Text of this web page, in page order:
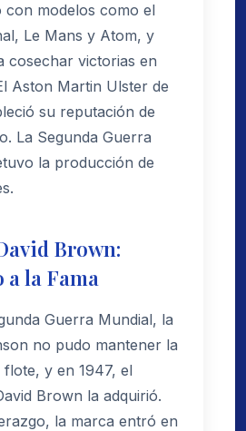
con modelos como el
Le Mans y Atom, y
cosechar victorias en
Aston Martin Ulster de
su reputación de
La Segunda Guerra
la producción de
Brown:
a la Fama
Guerra Mundial, la
no pudo mantener la
flote, y en 1947, el
Brown la adquirió.
la marca entró en